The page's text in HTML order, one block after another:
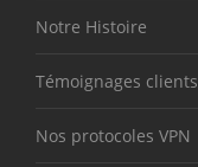
Notre Histoire
Témoignages clients
Nos protocoles VPN